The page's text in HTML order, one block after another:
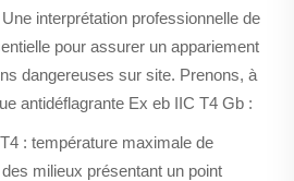
interprétation professionnelle de
pour assurer un appariement
dangereuses sur site. Prenons, à
antidéflagrante Ex eb IIC T4 Gb :
: température maximale de
des milieux présentant un point